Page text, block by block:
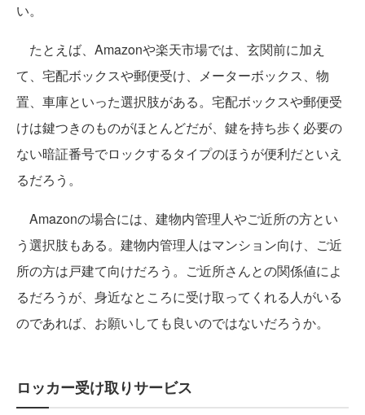
い。
たとえば、Amazonや楽天市場では、玄関前に加え
て、宅配ボックスや郵便受け、メーターボックス、物
置、車庫といった選択肢がある。宅配ボックスや郵便受
けは鍵つきのものがほとんどだが、鍵を持ち歩く必要の
ない暗証番号でロックするタイプのほうが便利だといえ
るだろう。
Amazonの場合には、建物内管理人やご近所の方とい
う選択肢もある。建物内管理人はマンション向け、ご近
所の方は戸建て向けだろう。ご近所さんとの関係値によ
るだろうが、身近なところに受け取ってくれる人がいる
のであれば、お願いしても良いのではないだろうか。
ロッカー受け取りサービス